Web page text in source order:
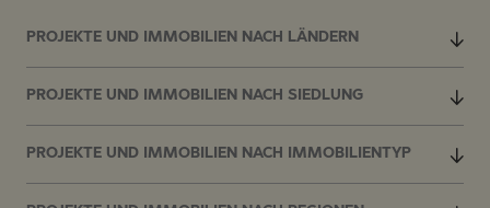
PROJEKTE UND IMMOBILIEN NACH LÄNDERN
PROJEKTE UND IMMOBILIEN NACH SIEDLUNG
PROJEKTE UND IMMOBILIEN NACH IMMOBILIENTYP